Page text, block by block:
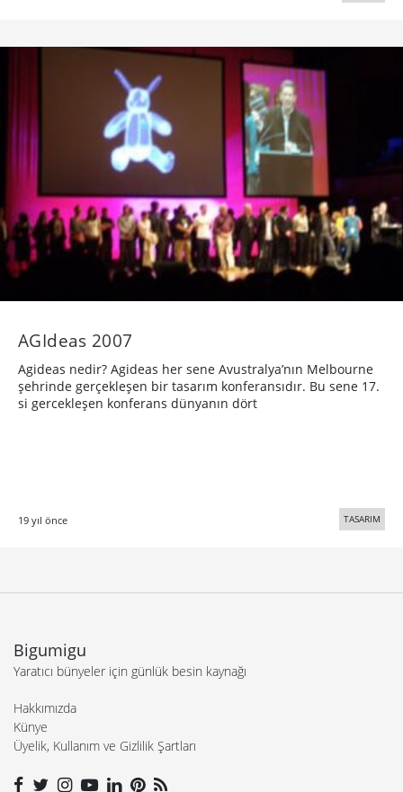
AGIdeas 2007
Agideas nedir? Agideas her sene Avustralya’nın Melbourne
şehrinde gerçekleşen bir tasarım konferansıdır. Bu sene 17.
si gercekleşen konferans dünyanın dört
19 yıl önce TASARIM
Bigumigu
Yaratıcı bünyeler için günlük besin kaynağı
Hakkımızda
Künye
Üyelik, Kullanım ve Gizlilik Şartları